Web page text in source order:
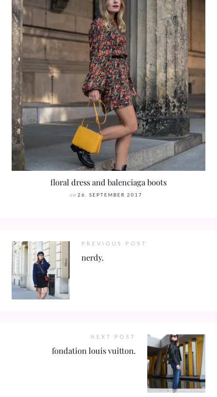
floral dress and balenciaga boots
on 26. SEPTEMBER 2017
PREVIOUS POST
nerdy.
NEXT POST
fondation louis vuitton.